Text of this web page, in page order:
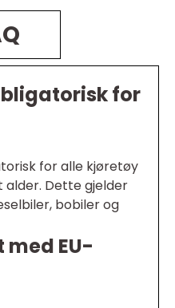
for
for alle kjøretøy
Dette gjelder
bobiler og
EU-